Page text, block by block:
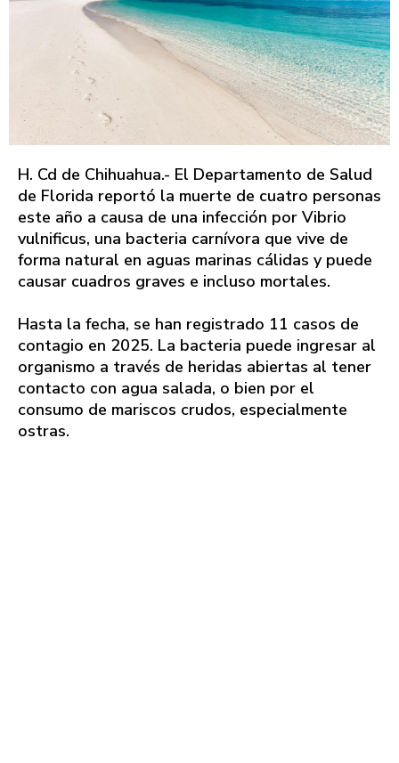
H. Cd de Chihuahua.- El Departamento de Salud
de Florida reportó la muerte de cuatro personas
este año a causa de una infección por Vibrio
vulnificus, una bacteria carnívora que vive de
forma natural en aguas marinas cálidas y puede
causar cuadros graves e incluso mortales.
Hasta la fecha, se han registrado 11 casos de
contagio en 2025. La bacteria puede ingresar al
organismo a través de heridas abiertas al tener
contacto con agua salada, o bien por el
consumo de mariscos crudos, especialmente
ostras.